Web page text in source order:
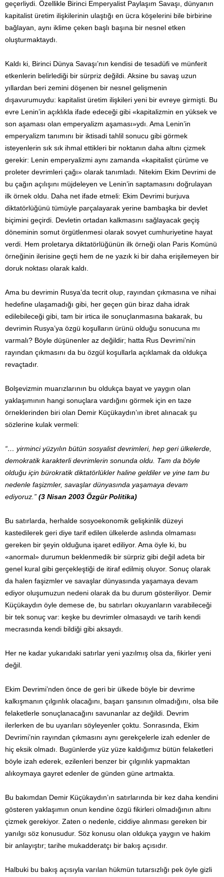
geçerliydi. Özellikle Birinci Emperyalist Paylaşım Savaşı, dünyanın
kapitalist üretim ilişkilerinin ulaştığı en ücra köşelerini bile birbirine
bağlayan, aynı iklime çeken başlı başına bir nesnel etken
oluşturmaktaydı.
Kaldı ki, Birinci Dünya Savaşı’nın kendisi de tesadüfi ve münferit
etkenlerin belirlediği bir sürpriz değildi. Aksine bu savaş uzun
yıllardan beri zemini döşenen bir nesnel gelişmenin
dışavurumuydu: kapitalist üretim ilişkileri yeni bir evreye girmişti. Bu
evre Lenin’in açıklıkla ifade edeceği gibi «kapitalizmin en yüksek ve
son aşaması olan emperyalizm aşaması»ydı. Ama Lenin’in
emperyalizm tanımını bir iktisadi tahlil sonucu gibi görmek
isteyenlerin sık sık ihmal ettikleri bir noktanın daha altını çizmek
gerekir: Lenin emperyalizmi aynı zamanda «kapitalist çürüme ve
proleter devrimleri çağı» olarak tanımladı. Nitekim Ekim Devrimi de
bu çağın açılışını müjdeleyen ve Lenin’in saptamasını doğrulayan
ilk örnek oldu. Daha net ifade etmeli: Ekim Devrimi burjuva
diktatörlüğünü tümüyle parçalayarak yerine bambaşka bir devlet
biçimini geçirdi. Devletin ortadan kalkmasını sağlayacak geçiş
döneminin somut örgütlenmesi olarak sovyet cumhuriyetine hayat
verdi. Hem proletarya diktatörlüğünün ilk örneği olan Paris Komünü
örneğinin ilerisine geçti hem de ne yazık ki bir daha erişilemeyen bir
doruk noktası olarak kaldı.
Ama bu devrimin Rusya’da tecrit olup, rayından çıkmasına ve nihai
hedefine ulaşamadığı gibi, her geçen gün biraz daha idrak
edilebileceği gibi, tam bir irtica ile sonuçlanmasına bakarak, bu
devrimin Rusya’ya özgü koşulların ürünü olduğu sonucuna mı
varmalı? Böyle düşünenler az değildir; hatta Rus Devrimi’nin
rayından çıkmasını da bu özgül koşullarla açıklamak da oldukça
revaçtadır.
Bolşevizmin muarızlarının bu oldukça bayat ve yaygın olan
yaklaşımının hangi sonuçlara vardığını görmek için en taze
örneklerinden biri olan Demir Küçükaydın’ın ibret alınacak şu
sözlerine kulak vermeli:
“… yirminci yüzyılın bütün sosyalist devrimleri, hep geri ülkelerde,
demokratik karakterli devrimlerin sonunda oldu. Tam da böyle
olduğu için bürokratik diktatörlükler haline geldiler ve yine tam bu
nedenle faşizmler, savaşlar dünyasında yaşamaya devam
ediyoruz.” (3 Nisan 2003 Özgür Politika)
Bu satırlarda, herhalde sosyoekonomik gelişkinlik düzeyi
kastedilerek geri diye tarif edilen ülkelerde aslında olmaması
gereken bir şeyin olduğuna işaret ediliyor. Ama öyle ki, bu
«anormal» durumun beklenmedik bir sürpriz gibi değil adeta bir
genel kural gibi gerçekleştiği de itiraf edilmiş oluyor. Sonuç olarak
da halen faşizmler ve savaşlar dünyasında yaşamaya devam
ediyor oluşumuzun nedeni olarak da bu durum gösteriliyor. Demir
Küçükaydın öyle demese de, bu satırları okuyanların varabileceği
bir tek sonuç var: keşke bu devrimler olmasaydı ve tarih kendi
mecrasında kendi bildiği gibi aksaydı.
Her ne kadar yukarıdaki satırlar yeni yazılmış olsa da, fikirler yeni
değil.
Ekim Devrimi’nden önce de geri bir ülkede böyle bir devrime
kalkışmanın çılgınlık olacağını, başarı şansının olmadığını, olsa bile
felaketlerle sonuçlanacağını savunanlar az değildi. Devrim
ilerlerken de bu uyarıları söyleyenler çoktu. Sonrasında, Ekim
Devrimi’nin rayından çıkmasını aynı gerekçelerle izah edenler de
hiç eksik olmadı. Bugünlerde yüz yüze kaldığımız bütün felaketleri
böyle izah ederek, ezilenleri benzer bir çılgınlık yapmaktan
alıkoymaya gayret edenler de günden güne artmakta.
Bu bakımdan Demir Küçükaydın’ın satırlarında bir kez daha kendini
gösteren yaklaşımın onun kendine özgü fikirleri olmadığının altını
çizmek gerekiyor. Zaten o nedenle, ciddiye alınması gereken bir
yanılgı söz konusudur. Söz konusu olan oldukça yaygın ve hakim
bir anlayıştır; tarihe mukadderatçı bir bakış açısıdır.
Halbuki bu bakış açısıyla varılan hükmün tutarsızlığı pek öyle gizli